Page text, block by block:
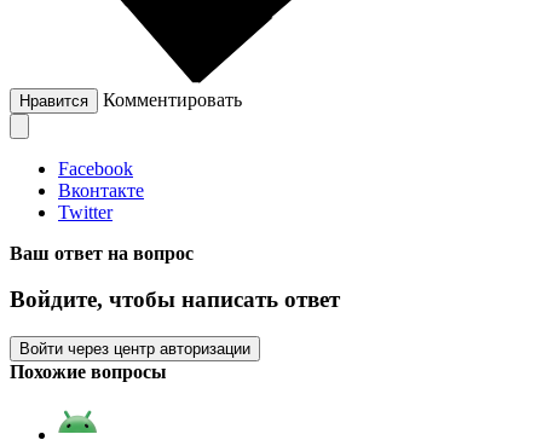
Нравится Комментировать
Facebook
Вконтакте
Twitter
Ваш ответ на вопрос
Войдите, чтобы написать ответ
Войти через центр авторизации
Похожие вопросы